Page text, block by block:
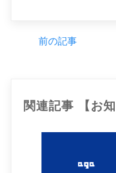
前の記事
関連記事 【お知